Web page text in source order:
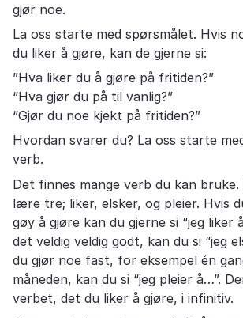
gjør noe.
La oss starte med spørsmålet. Hvis
du liker å gjøre, kan de gjerne si:
”Hva liker du å gjøre på fritiden?”
“Hva gjør du på til vanlig?”
“Gjør du noe kjekt på fritiden?”
Hvordan svarer du? La oss starte
verb.
Det finnes mange verb du kan bruke.
lære tre; liker, elsker, og pleier. Hvis
gøy å gjøre kan du gjerne si “jeg liker
det veldig veldig godt, kan du si “jeg
du gjør noe fast, for eksempel én
måneden, kan du si “jeg pleier å…”.
verbet, det du liker å gjøre, i infinitiv.